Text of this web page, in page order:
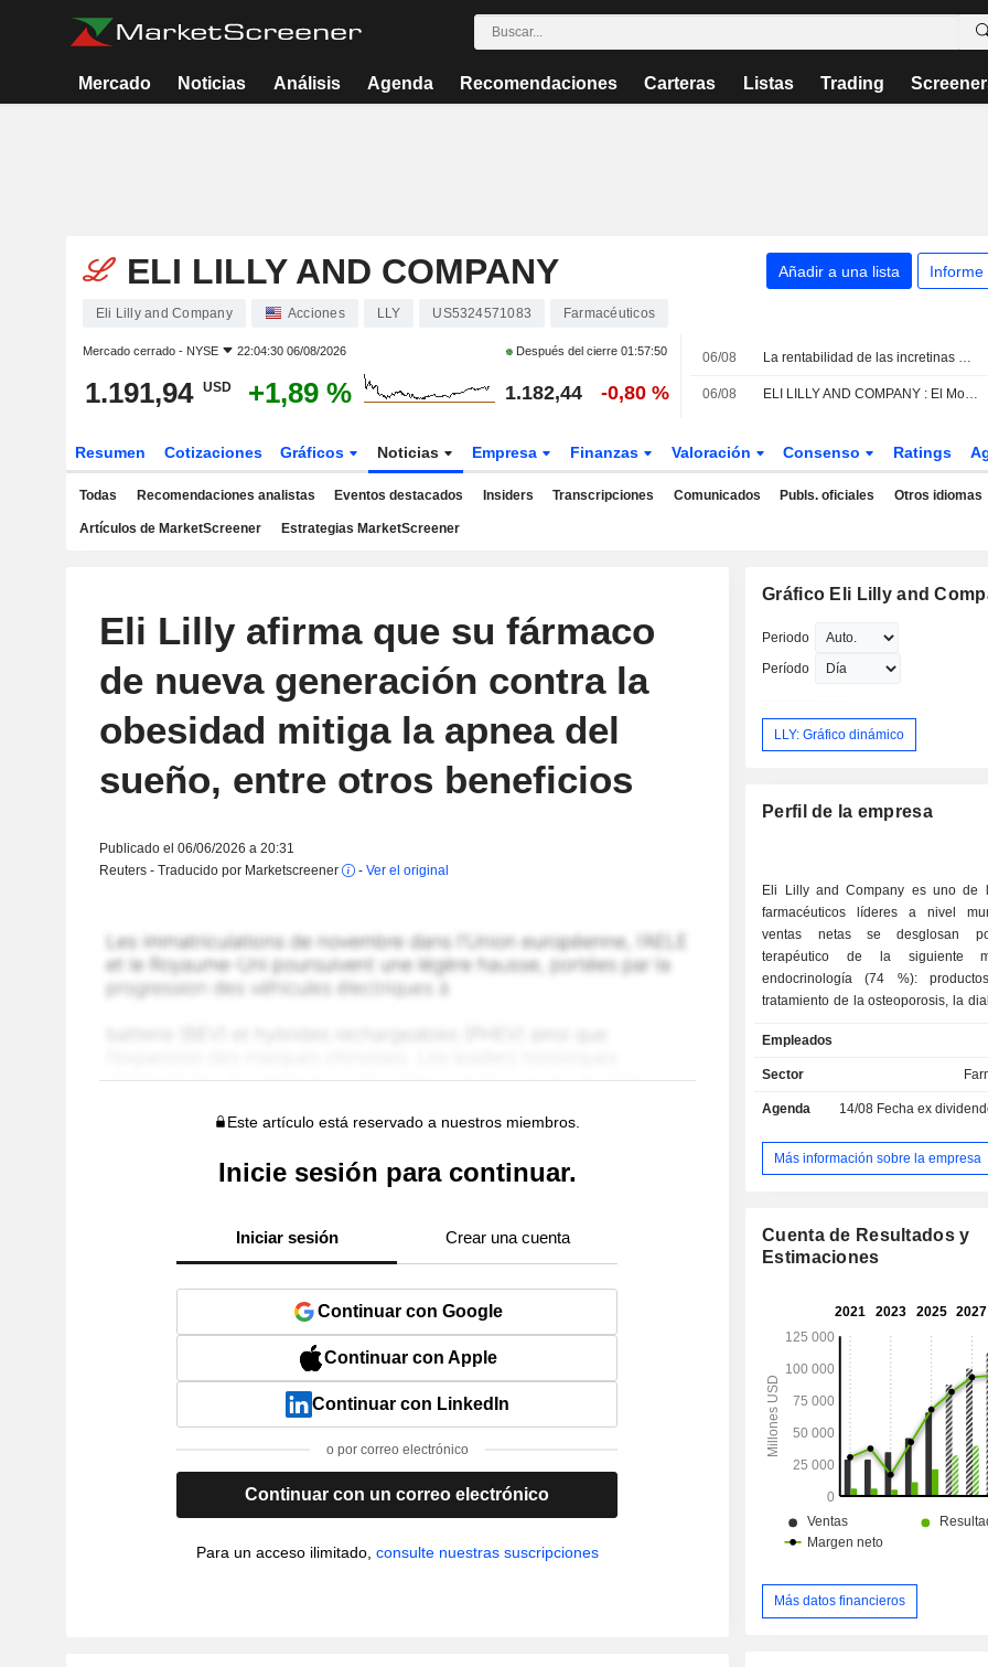
Mercado Noticias Análisis Agenda Recomendaciones Carteras Listas Trading
ELI LILLY AND COMPANY Añadir a una lista Informe
Eli Lilly and Company Acciones LLY US5324571083 Farmacéuticos
Mercado cerrado - NYSE 22:04:30 06/08/2026 Después del cierre01:57:50
1.191,94 USD +1,89 % 1.182,44 -0,80 %
06/08 La rentabilidad de las incretinas de Eli Lilly respalda su crecimiento a largo plazo, según Truist
06/08 ELI LILLY AND COMPANY : El Morgan Stanley continua con su recomendación de compra
Resumen Cotizaciones Gráficos Noticias Empresa Finanzas Valoración Consenso Ratings
Todas Recomendaciones analistas Eventos destacados Insiders Transcripciones Comunicados Publs. oficiales Otros idiomas
Artículos de MarketScreener Estrategias MarketScreener
Eli Lilly afirma que su fármaco
de nueva generación contra la
obesidad mitiga la apnea del
sueño, entre otros beneficios
Publicado el 06/06/2026 a 20:31
Reuters - Traducido por Marketscreener
- Ver el original
Este artículo está reservado a nuestros miembros.
Inicie sesión para continuar.
Iniciar sesión Crear una cuenta
Continuar con Google
Continuar con Apple
Continuar con LinkedIn
o por correo electrónico
Continuar con un correo electrónico
Para un acceso ilimitado, consulte nuestras suscripciones
Gráfico Eli Lilly and
Periodo
Período
LLY: Gráfico dinámico
Perfil de la empresa
Eli Lilly and Company es uno de
farmacéuticos líderes a nivel
ventas netas se desglosan
terapéutico de la siguiente
endocrinología (74 %):
tratamiento de la osteoporosis, la
- enfermedades inmunológicas
neurología (2,1 %):
depresión y la esquizofrenia; - otros (1,4 %). Las
la siguiente manera: Estados
Europa (17,7 %), Japón (3,2 %),
Empleados
Sector
Agenda 14/08 Fecha ex dividendo -
Más información sobre la empresa
Cuenta de Resultados y
Estimaciones
Más datos financieros